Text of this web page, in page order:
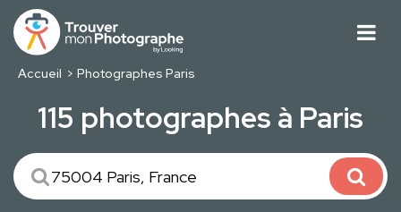
Accueil Photographes Paris
115 photographes à Paris